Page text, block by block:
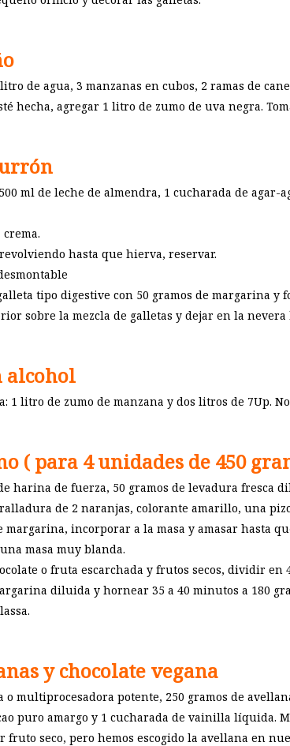
de agua, 3 manzanas en cubos, 2 ramas de
hecha, agregar 1 litro de zumo de uva negra.
ml de leche de almendra, 1 cucharada de
hasta que hierva, reservar.
tipo digestive con 50 gramos de margarina y
sobre la mezcla de galletas y dejar en la
alcohol
1 litro de zumo de manzana y dos litros de 7Up.
( para 4 unidades de 450
harina de fuerza, 50 gramos de levadura fresca
de 2 naranjas, colorante amarillo, una
margarina, incorporar a la masa y amasar hasta
masa muy blanda.
o fruta escarchada y frutos secos, dividir
diluida y hornear 35 a 40 minutos a 180
y chocolate vegana
multiprocesadora potente, 250 gramos de
puro amargo y 1 cucharada de vainilla líquida.
seco, pero hemos escogido la avellana en